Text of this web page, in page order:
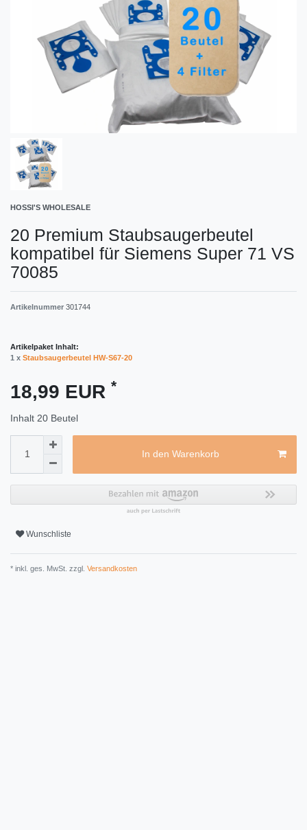
HOSSI'S WHOLESALE
20 Premium Staubsaugerbeutel
kompatibel für Siemens Super 71 VS
70085
Artikelnummer 301744
Artikelpaket Inhalt:
1 x Staubsaugerbeutel HW-S67-20
18,99 EUR *
Inhalt 20 Beutel
In den Warenkorb
Wunschliste
* inkl. ges. MwSt. zzgl. Versandkosten